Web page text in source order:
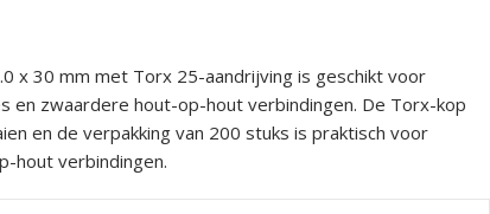
x 30 mm met Torx 25-aandrijving is geschikt voor
en zwaardere hout-op-hout verbindingen. De Torx-kop
en de verpakking van 200 stuks is praktisch voor
hout verbindingen.